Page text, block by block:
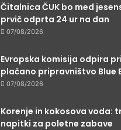
Čitalnica ČUK bo med
prvič odprta 24 ur na dan
07/08/2026
Evropska komisija odpira
plačano pripravništvo Blue
07/08/2026
Korenje in kokosova voda:
napitki za poletne zabave